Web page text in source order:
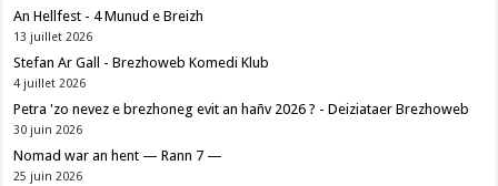
An Hellfest - 4 Munud e Breizh
13 juillet 2026
Stefan Ar Gall - Brezhoweb Komedi Klub
4 juillet 2026
Petra 'zo nevez e brezhoneg evit an hañv 2026 ? - Deiziataer Brezhoweb
30 juin 2026
Nomad war an hent — Rann 7 —
25 juin 2026